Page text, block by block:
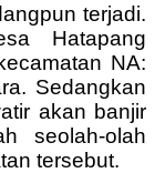
terjadi.
Hatapang
NA:
Sedangkan
akan banjir
seolah-olah
tersebut.